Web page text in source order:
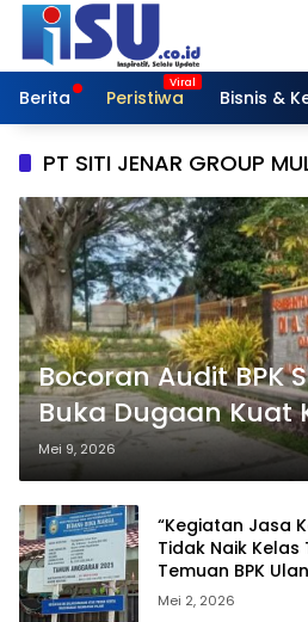
Langsung
konten
Berita
Peristiwa Bisnis &
PT SITI JENAR GROUP
Bocoran Audit BPK
Buka Dugaan Kuat
Rekanan dan
Mei 9, 2026
“Kegiatan Jasa
Tidak Naik Kelas
Temuan BPK
Mei 2, 2026